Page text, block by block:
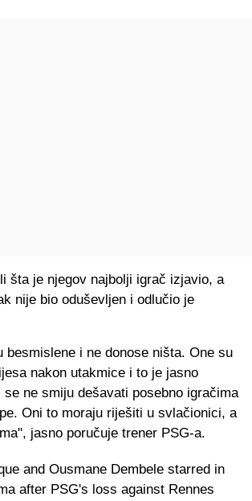
šta je njegov najbolji igrač izjavio, a
nije bio oduševljen i odlučio je
besmislene i ne donose ništa. One su
nakon utakmice i to je jasno
ne smiju dešavati posebno igračima
Oni to moraju riješiti u svlačionici, a
jasno poručuje trener PSG-a.
and Ousmane Dembele starred in
after PSG's loss against Rennes